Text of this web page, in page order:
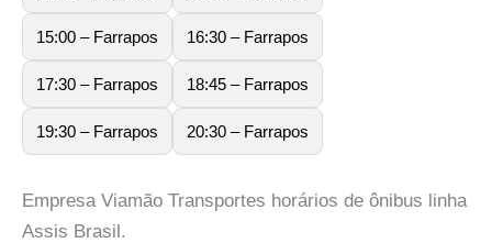
15:00 – Farrapos 16:30 – Farrapos
17:30 – Farrapos 18:45 – Farrapos
19:30 – Farrapos 20:30 – Farrapos
Empresa Viamão Transportes horários de ônibus linha
Assis Brasil.